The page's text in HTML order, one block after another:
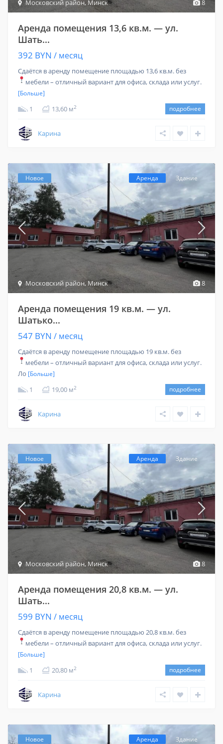
8
Московский район, Минск
Аренда помещения 13,6 кв.м. — ул.
Шать...
392 BYN / месяц
Сдаётся в аренду помещение площадью 13,6 кв.м. без
мебели – отличный вариант для офиса, склада или услуг.
[Больше]
1 13,60 м2 подробнее
Карина
8
Московский район, Минск
Новое Аренда Здание
Аренда помещения 19 кв.м. — ул.
Шатько...
547 BYN / месяц
Сдаётся в аренду помещение площадью 19 кв.м. без
мебели – отличный вариант для офиса, склада или услуг.
Ло [Больше]
1 19,00 м2 подробнее
Карина
8
Московский район, Минск
Новое Аренда Здание
Аренда помещения 20,8 кв.м. — ул.
Шать...
599 BYN / месяц
Сдаётся в аренду помещение площадью 20,8 кв.м. без
мебели – отличный вариант для офиса, склада или услуг.
[Больше]
1 20,80 м2 подробнее
Карина
Новое Аренда Здание